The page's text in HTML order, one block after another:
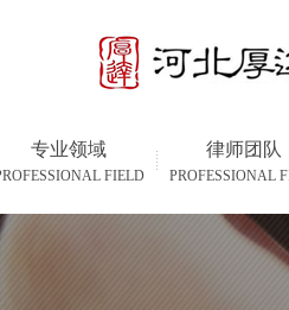
专业领域
FIELD
律师团队
PROFESSIONAL